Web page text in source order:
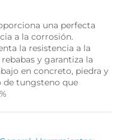
una perfecta
a la corrosión.
la resistencia a la
y garantiza la
en concreto, piedra y
de tungsteno que